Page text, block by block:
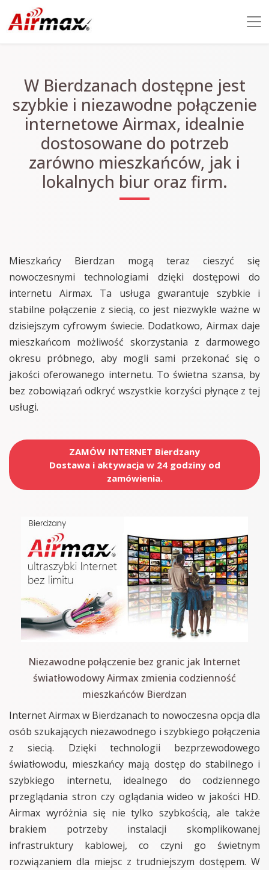
W Bierdzanach dostępne jest
szybkie i niezawodne połączenie
internetowe Airmax, idealnie
dostosowane do potrzeb
zarówno mieszkańców, jak i
lokalnych biur oraz firm.
Mieszkańcy Bierdzan mogą teraz cieszyć się
nowoczesnymi technologiami dzięki dostępowi do
internetu Airmax. Ta usługa gwarantuje szybkie i
stabilne połączenie z siecią, co jest niezwykle ważne w
dzisiejszym cyfrowym świecie. Dodatkowo, Airmax daje
mieszkańcom możliwość skorzystania z darmowego
okresu próbnego, aby mogli sami przekonać się o
jakości oferowanego internetu. To świetna szansa, by
bez zobowiązań odkryć wszystkie korzyści płynące z tej
usługi.
ZAMÓW INTERNET Bierdzany
Dostawa i aktywacja w 24 godziny od
zamówienia.
Niezawodne połączenie bez granic jak Internet
światłowodowy Airmax zmienia codzienność
mieszkańców Bierdzan
Internet Airmax w Bierdzanach to nowoczesna opcja dla
osób szukających niezawodnego i szybkiego połączenia
z siecią. Dzięki technologii bezprzewodowego
światłowodu, mieszkańcy mają dostęp do stabilnego i
szybkiego internetu, idealnego do codziennego
przeglądania stron czy oglądania wideo w jakości HD.
Airmax wyróżnia się nie tylko szybkością, ale także
brakiem potrzeby instalacji skomplikowanej
infrastruktury kablowej, co czyni go świetnym
rozwiązaniem dla miejsc z trudniejszym dostępem. W